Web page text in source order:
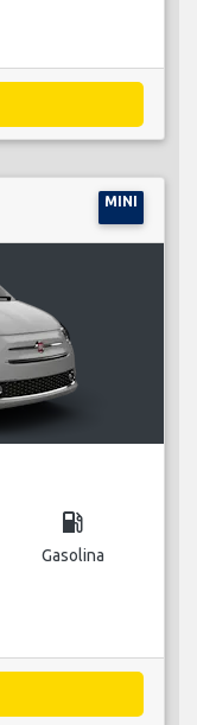
MINI
local_gas_station
Gasolina